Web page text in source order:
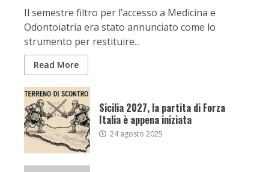
Il semestre filtro per l’accesso a Medicina e
Odontoiatria era stato annunciato come lo
strumento per restituire...
Read More
Sicilia 2027, la partita di Forza
Italia è appena iniziata
24 agosto 2025